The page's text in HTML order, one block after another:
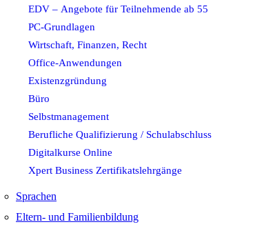
EDV – Angebote für Teilnehmende ab 55
PC-Grundlagen
Wirtschaft, Finanzen, Recht
Office-Anwendungen
Existenzgründung
Büro
Selbstmanagement
Berufliche Qualifizierung / Schulabschluss
Digitalkurse Online
Xpert Business Zertifikatslehrgänge
Sprachen
Eltern- und Familienbildung